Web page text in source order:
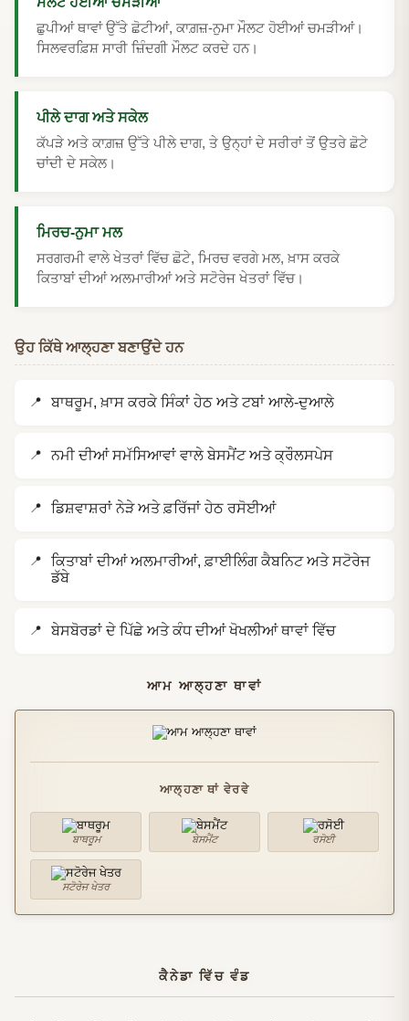
ਛੁਪੀਆਂ ਥਾਵਾਂ ਉੱਤੇ ਛੋਟੀਆਂ, ਕਾਗ਼ਜ਼-ਨੁਮਾ ਮੌਲਟ ਹੋਈਆਂ ਚਮੜੀਆਂ।
ਸਿਲਵਰਫ਼ਿਸ਼ ਸਾਰੀ ਜ਼ਿੰਦਗੀ ਮੌਲਟ ਕਰਦੇ ਹਨ।
ਪੀਲੇ ਦਾਗ ਅਤੇ ਸਕੇਲ
ਕੱਪੜੇ ਅਤੇ ਕਾਗ਼ਜ਼ ਉੱਤੇ ਪੀਲੇ ਦਾਗ, ਤੇ ਉਨ੍ਹਾਂ ਦੇ ਸਰੀਰਾਂ ਤੋਂ ਉਤਰੇ ਛੋਟੇ
ਚਾਂਦੀ ਦੇ ਸਕੇਲ।
ਮਿਰਚ-ਨੁਮਾ ਮਲ
ਸਰਗਰਮੀ ਵਾਲੇ ਖੇਤਰਾਂ ਵਿੱਚ ਛੋਟੇ, ਮਿਰਚ ਵਰਗੇ ਮਲ, ਖ਼ਾਸ ਕਰਕੇ
ਕਿਤਾਬਾਂ ਦੀਆਂ ਅਲਮਾਰੀਆਂ ਅਤੇ ਸਟੋਰੇਜ ਖੇਤਰਾਂ ਵਿੱਚ।
ਉਹ ਕਿੱਥੇ ਆਲ੍ਹਣਾ ਬਣਾਉਂਦੇ ਹਨ
ਬਾਥਰੂਮ, ਖ਼ਾਸ ਕਰਕੇ ਸਿੰਕਾਂ ਹੇਠ ਅਤੇ ਟਬਾਂ ਆਲੇ-ਦੁਆਲੇ
ਨਮੀ ਦੀਆਂ ਸਮੱਸਿਆਵਾਂ ਵਾਲੇ ਬੇਸਮੈਂਟ ਅਤੇ ਕ੍ਰੌਲਸਪੇਸ
ਡਿਸ਼ਵਾਸ਼ਰਾਂ ਨੇੜੇ ਅਤੇ ਫ਼ਰਿੱਜਾਂ ਹੇਠ ਰਸੋਈਆਂ
ਕਿਤਾਬਾਂ ਦੀਆਂ ਅਲਮਾਰੀਆਂ, ਫ਼ਾਈਲਿੰਗ ਕੈਬਨਿਟ ਅਤੇ ਸਟੋਰੇਜ
ਡੱਬੇ
ਬੇਸਬੋਰਡਾਂ ਦੇ ਪਿੱਛੇ ਅਤੇ ਕੰਧ ਦੀਆਂ ਖੋਖਲੀਆਂ ਥਾਵਾਂ ਵਿੱਚ
ਆਮ ਆਲ੍ਹਣਾ ਥਾਵਾਂ
ਆਲ੍ਹਣਾ ਥਾਂ ਵੇਰਵੇ
ਬਾਥਰੂਮ ਬੇਸਮੈਂਟ ਰਸੋਈ
ਸਟੋਰੇਜ ਖੇਤਰ
ਕੈਨੇਡਾ ਵਿੱਚ ਵੰਡ